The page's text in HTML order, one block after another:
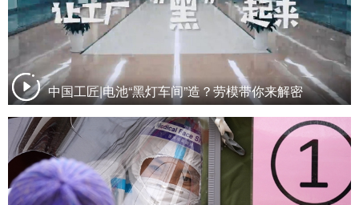
中国工匠|电池“黑灯车间”造？劳模带你来解密